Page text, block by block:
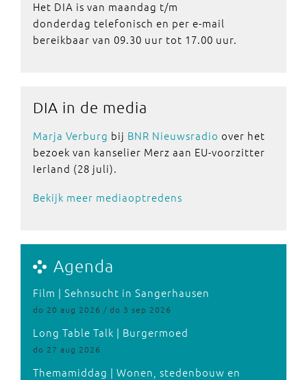
Het DIA is van maandag t/m
donderdag telefonisch en per e-mail
bereikbaar van 09.30 uur tot 17.00 uur.
DIA in de media
Marja Verburg bij BNR Nieuwsradio over het
bezoek van kanselier Merz aan EU-voorzitter
Ierland (28 juli).
Bekijk meer mediaoptredens
Agenda
Film | Sehnsucht in Sangerhausen
do 20 aug 2026 / do 3 sep 2026
Long Table Talk | Burgermoed
do 27 aug 2026
Themamiddag | Wonen, stedenbouw en